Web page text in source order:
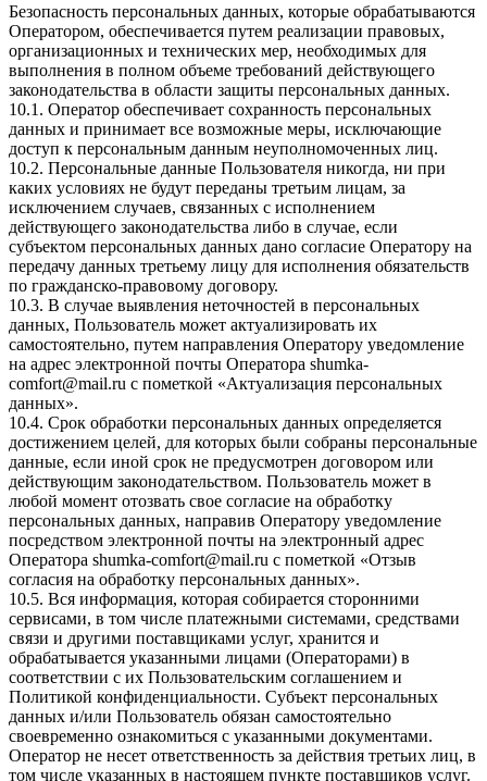
Безопасность персональных данных, которые обрабатываются
Оператором, обеспечивается путем реализации правовых,
организационных и технических мер, необходимых для
выполнения в полном объеме требований действующего
законодательства в области защиты персональных данных.
10.1. Оператор обеспечивает сохранность персональных
данных и принимает все возможные меры, исключающие
доступ к персональным данным неуполномоченных лиц.
10.2. Персональные данные Пользователя никогда, ни при
каких условиях не будут переданы третьим лицам, за
исключением случаев, связанных с исполнением
действующего законодательства либо в случае, если
субъектом персональных данных дано согласие Оператору на
передачу данных третьему лицу для исполнения обязательств
по гражданско-правовому договору.
10.3. В случае выявления неточностей в персональных
данных, Пользователь может актуализировать их
самостоятельно, путем направления Оператору уведомление
на адрес электронной почты Оператора shumka-
comfort@mail.ru с пометкой «Актуализация персональных
данных».
10.4. Срок обработки персональных данных определяется
достижением целей, для которых были собраны персональные
данные, если иной срок не предусмотрен договором или
действующим законодательством. Пользователь может в
любой момент отозвать свое согласие на обработку
персональных данных, направив Оператору уведомление
посредством электронной почты на электронный адрес
Оператора shumka-comfort@mail.ru с пометкой «Отзыв
согласия на обработку персональных данных».
10.5. Вся информация, которая собирается сторонними
сервисами, в том числе платежными системами, средствами
связи и другими поставщиками услуг, хранится и
обрабатывается указанными лицами (Операторами) в
соответствии с их Пользовательским соглашением и
Политикой конфиденциальности. Субъект персональных
данных и/или Пользователь обязан самостоятельно
своевременно ознакомиться с указанными документами.
Оператор не несет ответственность за действия третьих лиц, в
том числе указанных в настоящем пункте поставщиков услуг.